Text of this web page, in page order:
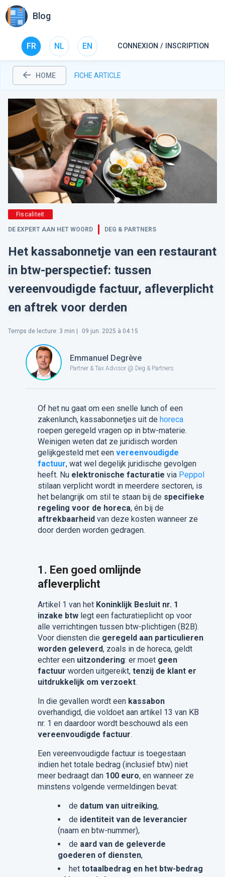
Blog
FR NL EN CONNEXION / INSCRIPTION
HOME FICHE ARTICLE
Fiscaliteit
DE EXPERT AAN HET WOORD DEG & PARTNERS
Het kassabonnetje van een restaurant
in btw-perspectief: tussen
vereenvoudigde factuur, afleverplicht
en aftrek voor derden
Temps de lecture: 3 min | 09 jun. 2025 à 04:15
Emmanuel Degrève
Partner & Tax Advisor @ Deg & Partners
Of het nu gaat om een snelle lunch of een
zakenlunch, kassabonnetjes uit de horeca
roepen geregeld vragen op in btw-materie.
Weinigen weten dat ze juridisch worden
gelijkgesteld met een vereenvoudigde
factuur, wat wel degelijk juridische gevolgen
heeft. Nu elektronische facturatie via Peppol
stilaan verplicht wordt in meerdere sectoren, is
het belangrijk om stil te staan bij de specifieke
regeling voor de horeca, én bij de
aftrekbaarheidvan deze kosten wanneer ze
door derden worden gedragen.
1. Een goed omlijnde
afleverplicht
Artikel 1 van het Koninklijk Besluit nr. 1
inzake btwlegt een facturatieplicht op voor
alle verrichtingen tussen btw-plichtigen (B2B).
Voor diensten die geregeld aan particulieren
worden geleverd, zoals in de horeca, geldt
echter een uitzondering: er moet geen
factuur worden uitgereikt, tenzij de klant er
uitdrukkelijk om verzoekt.
In die gevallen wordt een kassabon
overhandigd, die voldoet aan artikel 13 van KB
nr. 1 en daardoor wordt beschouwd als een
vereenvoudigde factuur.
Een vereenvoudigde factuur is toegestaan
indien het totale bedrag (inclusief btw) niet
meer bedraagt dan 100 euro, en wanneer ze
minstens volgende vermeldingen bevat:
de datum van uitreiking,
de identiteit van de leverancier
(naam en btw-nummer),
de aard van de geleverde
goederen of diensten,
het totaalbedrag en het btw-bedrag